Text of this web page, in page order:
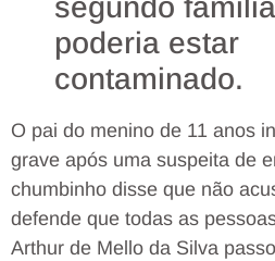
segundo
poderia estar
contaminado.
O pai do menino de 11 anos
grave após uma suspeita de
chumbinho disse que não
defende que todas as
Arthur de Mello da Silva